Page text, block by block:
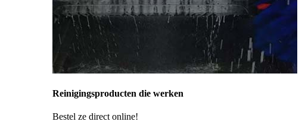
Reinigingsproducten die werken
Bestel ze direct online!